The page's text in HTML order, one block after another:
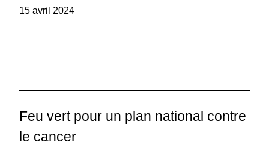
15 avril 2024
Feu vert pour un plan national contre
le cancer